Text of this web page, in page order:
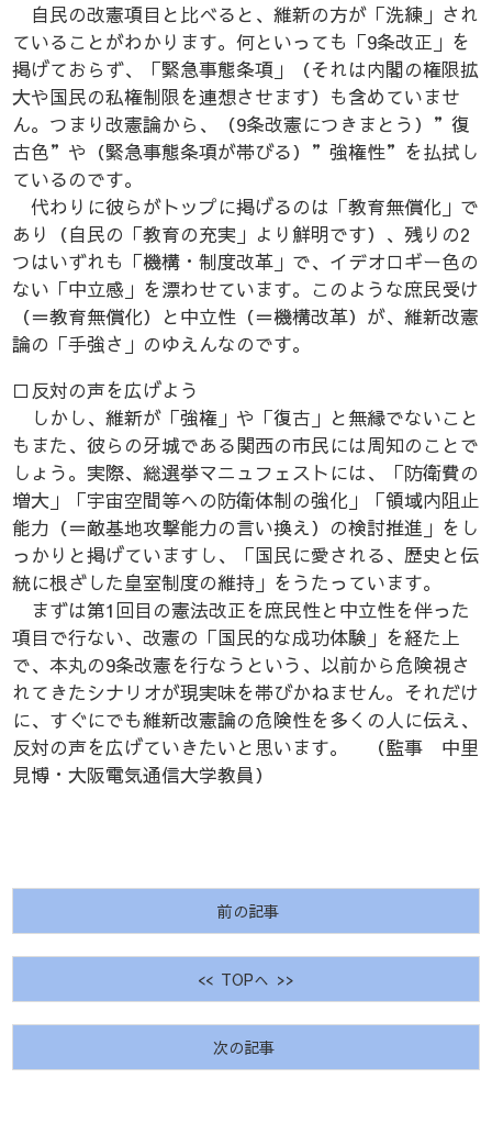
自民の改憲項目と比べると、維新の方が「洗練」され
ていることがわかります。何といっても「9条改正」を
掲げておらず、「緊急事態条項」（それは内閣の権限拡
大や国民の私権制限を連想させます）も含めていませ
ん。つまり改憲論から、（9条改憲につきまとう）”復
古色”や（緊急事態条項が帯びる）”強権性”を払拭し
ているのです。
代わりに彼らがトップに掲げるのは「教育無償化」で
あり（自民の「教育の充実」より鮮明です）、残りの2
つはいずれも「機構・制度改革」で、イデオロギー色の
ない「中立感」を漂わせています。このような庶民受け
（＝教育無償化）と中立性（＝機構改革）が、維新改憲
論の「手強さ」のゆえんなのです。
□反対の声を広げよう
しかし、維新が「強権」や「復古」と無縁でないこと
もまた、彼らの牙城である関西の市民には周知のことで
しょう。実際、総選挙マニュフェストには、「防衛費の
増大」「宇宙空間等への防衛体制の強化」「領域内阻止
能力（＝敵基地攻撃能力の言い換え）の検討推進」をし
っかりと掲げていますし、「国民に愛される、歴史と伝
統に根ざした皇室制度の維持」をうたっています。
まずは第1回目の憲法改正を庶民性と中立性を伴った
項目で行ない、改憲の「国民的な成功体験」を経た上
で、本丸の9条改憲を行なうという、以前から危険視さ
れてきたシナリオが現実味を帯びかねません。それだけ
に、すぐにでも維新改憲論の危険性を多くの人に伝え、
反対の声を広げていきたいと思います。 （監事 中里
見博・大阪電気通信大学教員）
前の記事
<< TOPへ >>
次の記事